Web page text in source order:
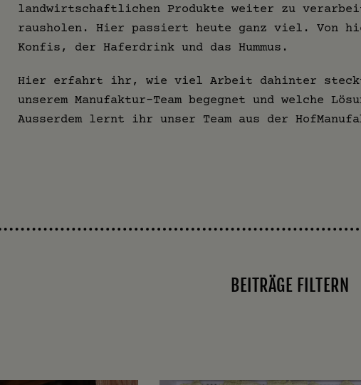
landwirtschaftlichen Produkte weiter zu
rausholen. Hier passiert heute ganz viel. Von
Konfis, der Haferdrink und das Hummus.
Hier erfahrt ihr, wie viel Arbeit dahinter steckt,
unserem Manufaktur-Team begegnet und welche
Ausserdem lernt ihr unser Team aus der
BEITRÄGE FILTERN